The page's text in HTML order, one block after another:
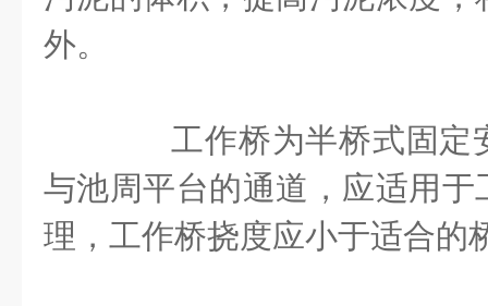
外。
工作桥为半桥式固定
与池周平台的通道，应适用
理，工作桥挠度应小于适合的